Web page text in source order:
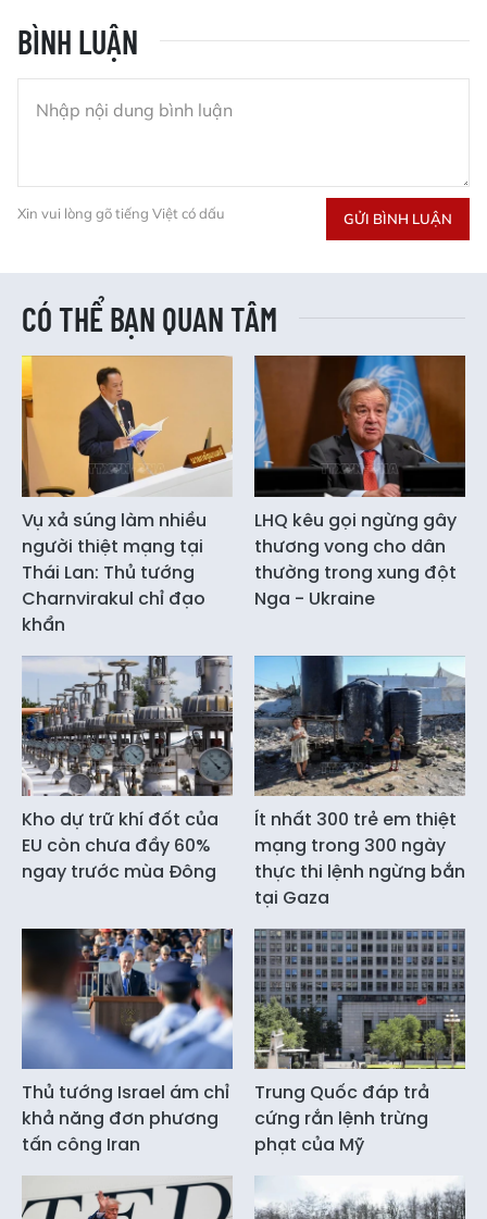
BÌNH LUẬN
Xin vui lòng gõ tiếng Việt có dấu GỬI BÌNH LUẬN
CÓ THỂ BẠN QUAN TÂM
Vụ xả súng làm nhiều
người thiệt mạng tại
Thái Lan: Thủ tướng
Charnvirakul chỉ đạo
khẩn
LHQ kêu gọi ngừng gây
thương vong cho dân
thường trong xung đột
Nga - Ukraine
Kho dự trữ khí đốt của
EU còn chưa đầy 60%
ngay trước mùa Đông
Ít nhất 300 trẻ em thiệt
mạng trong 300 ngày
thực thi lệnh ngừng bắn
tại Gaza
Thủ tướng Israel ám chỉ
khả năng đơn phương
tấn công Iran
Trung Quốc đáp trả
cứng rắn lệnh trừng
phạt của Mỹ